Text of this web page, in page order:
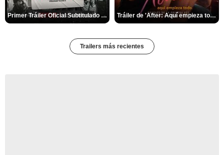
Primer Tráiler Oficial Subtitulado de 'Una última aventura: Detrás de cámaras de Stranger Things 5' Tráiler de 'After: Aquí empieza todo'
Trailers más recientes